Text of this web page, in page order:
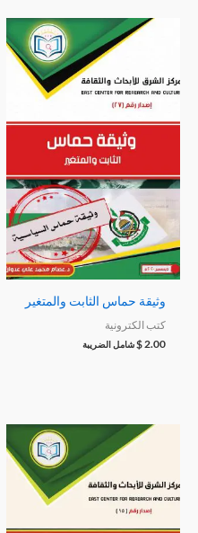
وثيقة حماس الثابت والمتغير
كتب الكترونية
$2.00 شامل الضريبة